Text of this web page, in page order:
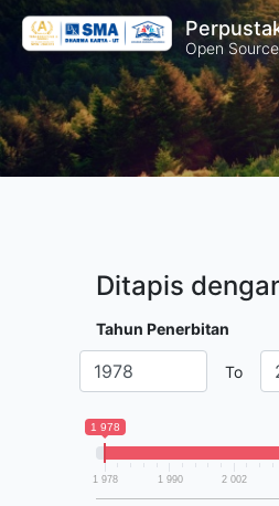
Open
Ditapis
Tahun Penerbitan
To
1 978
1 978 1 990 2 002